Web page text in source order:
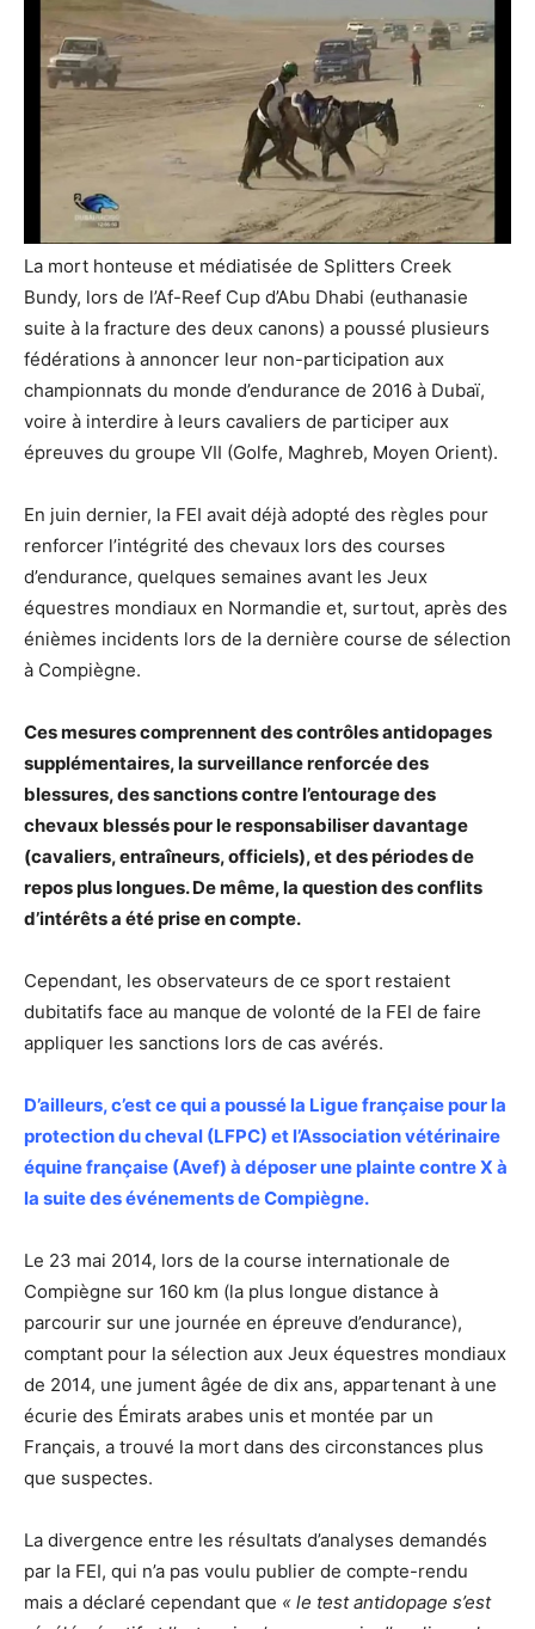
La mort honteuse et médiatisée de Splitters Creek
Bundy, lors de l’Af-Reef Cup d’Abu Dhabi (euthanasie
suite à la fracture des deux canons) a poussé plusieurs
fédérations à annoncer leur non-participation aux
championnats du monde d’endurance de 2016 à Dubaï,
voire à interdire à leurs cavaliers de participer aux
épreuves du groupe VII (Golfe, Maghreb, Moyen Orient).
En juin dernier, la FEI avait déjà adopté des règles pour
renforcer l’intégrité des chevaux lors des courses
d’endurance, quelques semaines avant les Jeux
équestres mondiaux en Normandie et, surtout, après des
énièmes incidents lors de la dernière course de sélection
à Compiègne.
Ces mesures comprennent des contrôles antidopages
supplémentaires, la surveillance renforcée des
blessures, des sanctions contre l’entourage des
chevaux blessés pour le responsabiliser davantage
(cavaliers, entraîneurs, officiels), et des périodes de
repos plus longues. De même, la question des conflits
d’intérêts a été prise en compte.
Cependant, les observateurs de ce sport restaient
dubitatifs face au manque de volonté de la FEI de faire
appliquer les sanctions lors de cas avérés.
D’ailleurs, c’est ce qui a poussé la Ligue française pour la
protection du cheval (LFPC) et l’Association vétérinaire
équine française (Avef) à déposer une plainte contre X à
la suite des événements de Compiègne.
Le 23 mai 2014, lors de la course internationale de
Compiègne sur 160 km (la plus longue distance à
parcourir sur une journée en épreuve d’endurance),
comptant pour la sélection aux Jeux équestres mondiaux
de 2014, une jument âgée de dix ans, appartenant à une
écurie des Émirats arabes unis et montée par un
Français, a trouvé la mort dans des circonstances plus
que suspectes.
La divergence entre les résultats d’analyses demandés
par la FEI, qui n’a pas voulu publier de compte-rendu
mais a déclaré cependant que « le test antidopage s’est